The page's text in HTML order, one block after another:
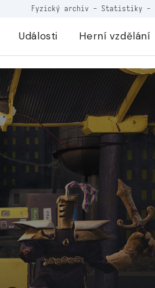
Fyzický archiv - Statistiky -
Události Herní vzdělání